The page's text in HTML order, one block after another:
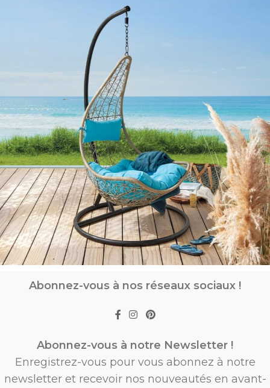
Abonnez-vous à nos réseaux sociaux !
Abonnez-vous à notre Newsletter !
Enregistrez-vous pour vous abonnez à notre
newsletter et recevoir nos nouveautés en avant-